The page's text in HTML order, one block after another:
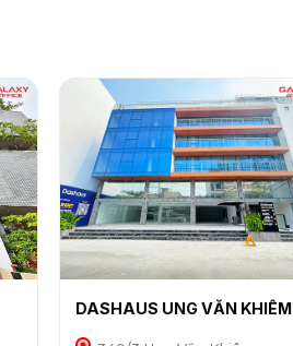
DASHAUS UNG VĂN KHIÊM